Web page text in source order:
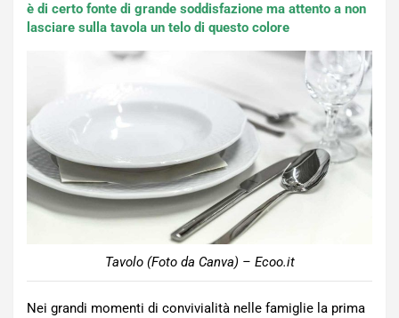
è di certo fonte di grande soddisfazione ma attento a non
lasciare sulla tavola un telo di questo colore
Tavolo (Foto da Canva) – Ecoo.it
Nei grandi momenti di convivialità nelle famiglie la prima